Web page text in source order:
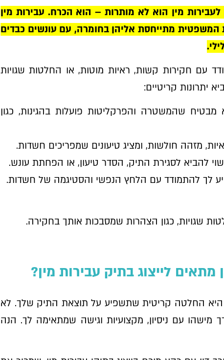
לעבירות מין הוא לא מותרות – הוא הכרח. עבירות מין
המשפטית מתייחסת אליהן בחומרה, עם עונשים כבדים
עם חקירות קשות, ראיות מוטות, או החלטות שגויות
יתרונות קריטיים:
מבטיח שהמשטרה והפרקליטות פועלות בהגינות, כגון
מזהה חולשות, ומציג טיעונים שמפריכים חשדות.
להביא לסגירת התיק, הסדר טיעון, או הפחתת עונש.
לך להתמודד עם הלחץ הנפשי והסטיגמה של חשדות.
שגויות, כגון הצהרות שמסבכות אותך בחקירה.
מתאים לייצוג בתיק עבירות מין?
היא החלטה קריטית שתשפיע על תוצאת התיק שלך. לא
מישהו עם ניסיון, מקצועיות וגישה שמתאימה לך. הנה